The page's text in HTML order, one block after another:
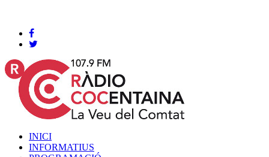
INICI
INFORMATIUS